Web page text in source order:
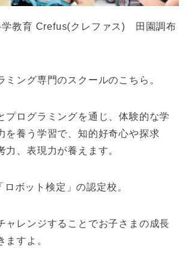
学教育 Crefus(クレファス) 田園調布
ミング専門のスクールのこちら。
プログラミングを通じ、体験的な学
を養う学習で、知的好奇心や探求
力、表現力が養えます。
ボット検定」の認定校。
ャレンジすることでお子さまの成長
ますよ。